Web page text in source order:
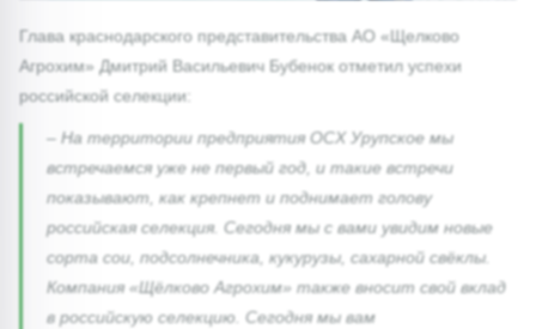
Глава краснодарского представительства АО «Щелково
Агрохим» Дмитрий Васильевич Бубенок отметил успехи
российской селекции:
– На территории предприятия ОСХ Урупское мы
встречаемся уже не первый год, и такие встречи
показывают, как крепнет и поднимает голову
российская селекция. Сегодня мы с вами увидим новые
сорта сои, подсолнечника, кукурузы, сахарной свёклы.
Компания «Щёлково Агрохим» также вносит свой вклад
в российскую селекцию. Сегодня мы вам